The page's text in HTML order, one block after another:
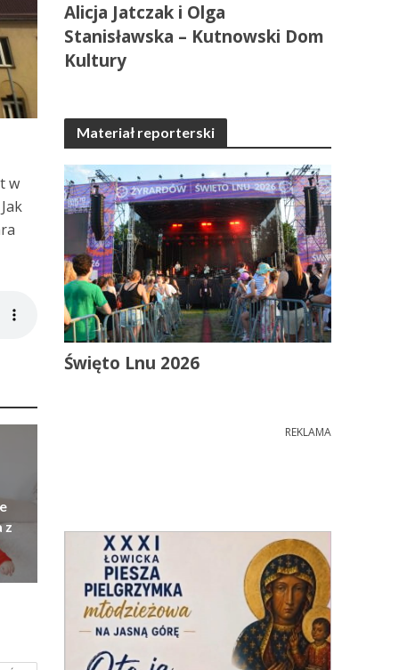
w
z
Alicja Jatczak i Olga
Stanisławska – Kutnowski Dom
Kultury
Materiał reporterski
Święto Lnu 2026
REKLAMA